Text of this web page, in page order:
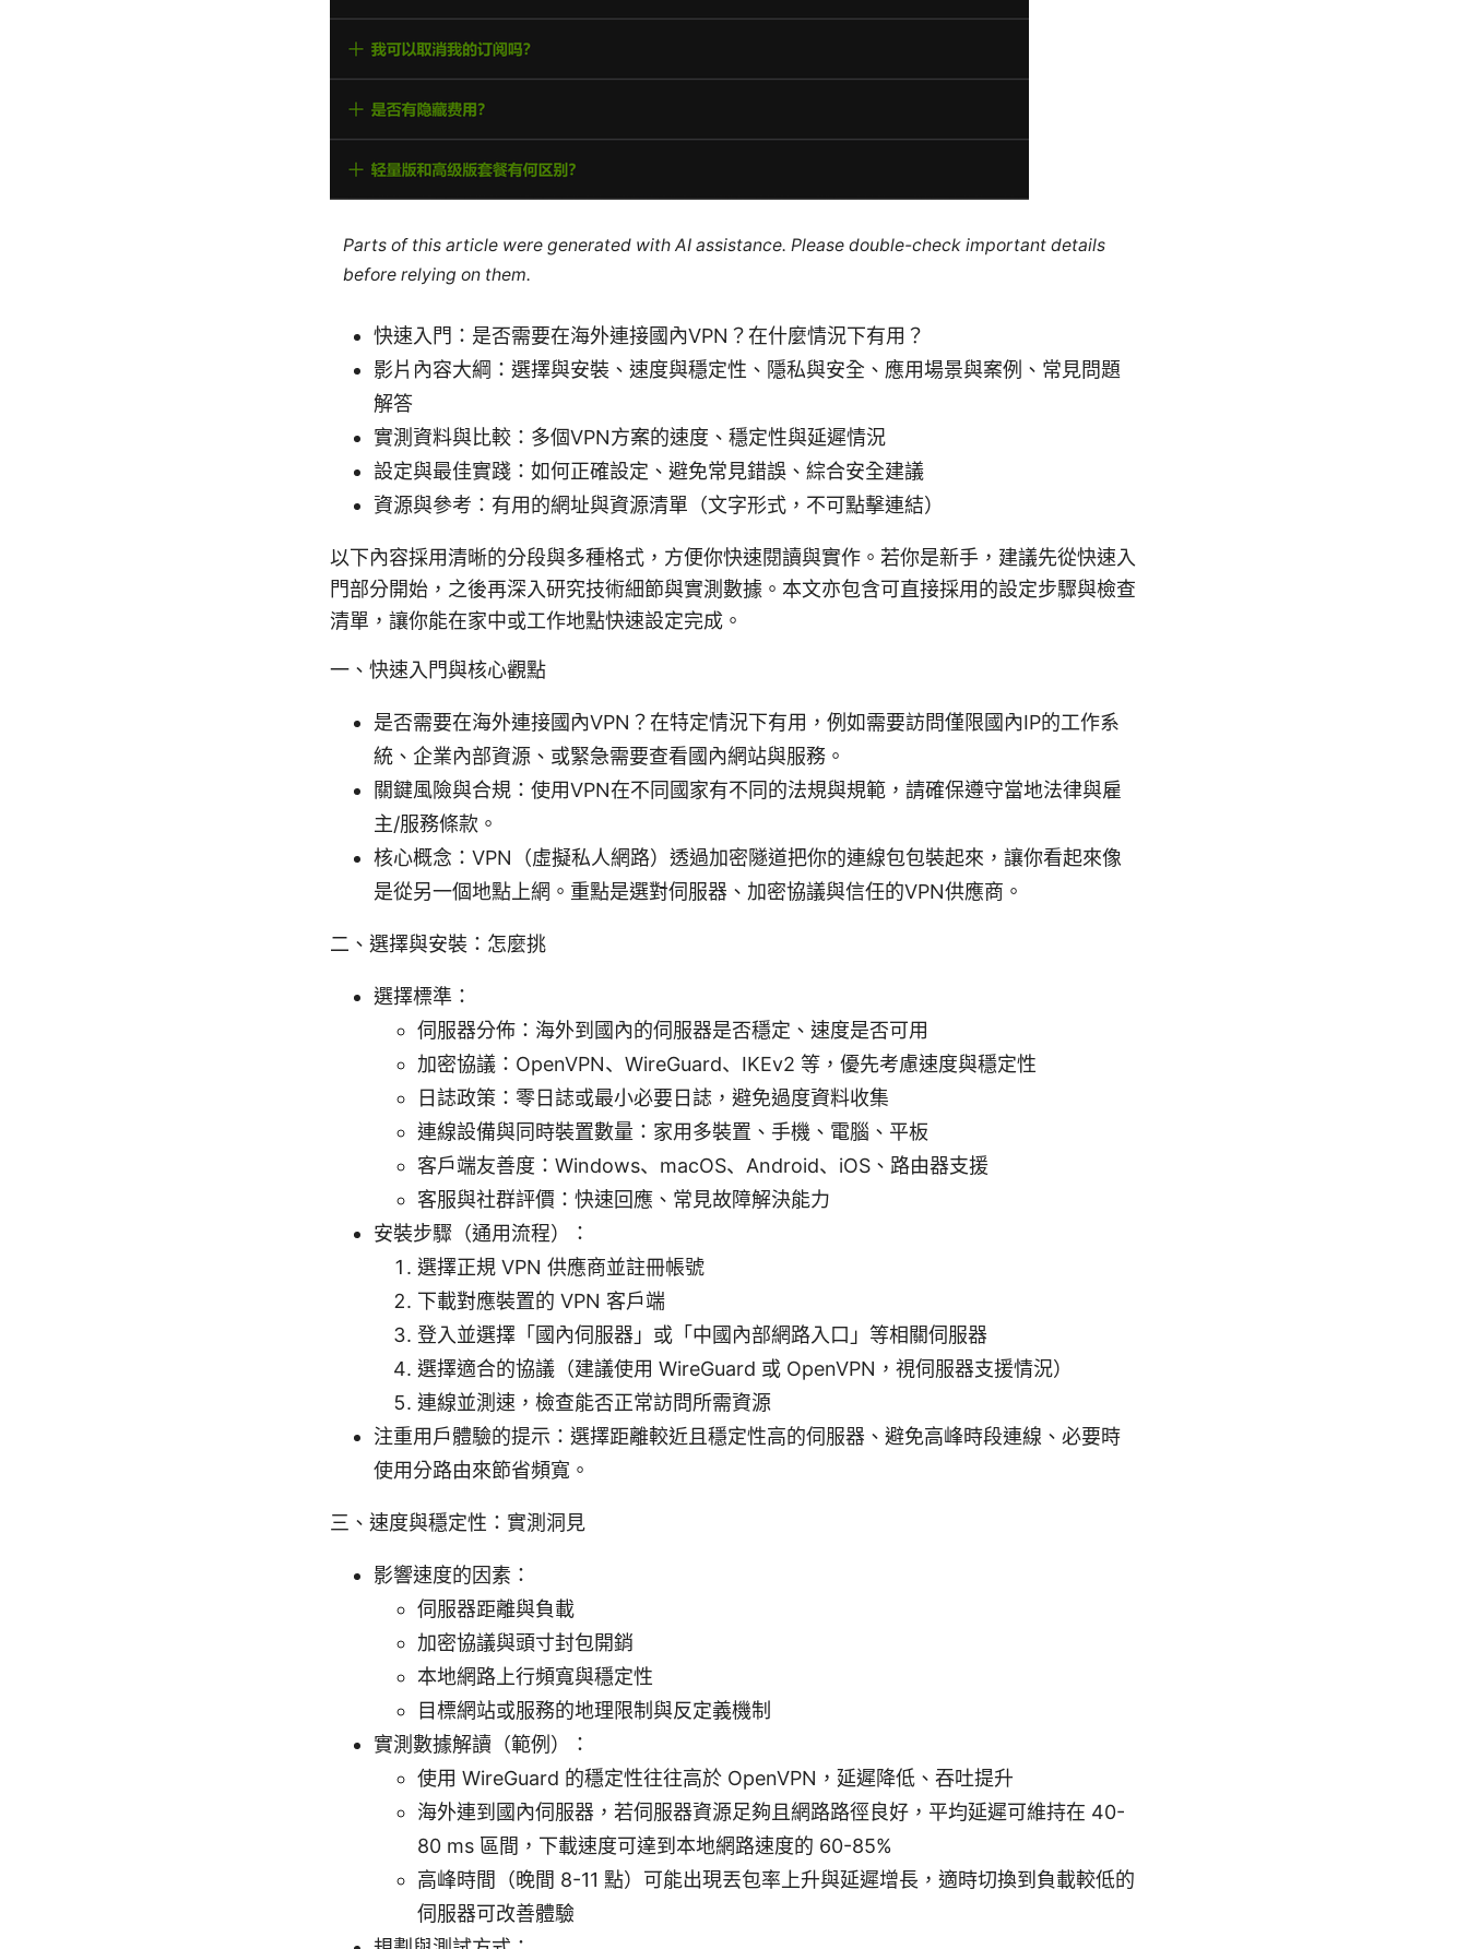
Parts of this article were generated with AI assistance. Please double-check important details
before relying on them.
快速入門：是否需要在海外連接國內VPN？在什麼情況下有用？
影片內容大綱：選擇與安裝、速度與穩定性、隱私與安全、應用場景與案例、常見問題
解答
實測資料與比較：多個VPN方案的速度、穩定性與延遲情況
設定與最佳實踐：如何正確設定、避免常見錯誤、綜合安全建議
資源與參考：有用的網址與資源清單（文字形式，不可點擊連結）
以下內容採用清晰的分段與多種格式，方便你快速閱讀與實作。若你是新手，建議先從快速入
門部分開始，之後再深入研究技術細節與實測數據。本文亦包含可直接採用的設定步驟與檢查
清單，讓你能在家中或工作地點快速設定完成。
一、快速入門與核心觀點
是否需要在海外連接國內VPN？在特定情況下有用，例如需要訪問僅限國內IP的工作系
統、企業內部資源、或緊急需要查看國內網站與服務。
關鍵風險與合規：使用VPN在不同國家有不同的法規與規範，請確保遵守當地法律與雇
主/服務條款。
核心概念：VPN（虛擬私人網路）透過加密隧道把你的連線包包裝起來，讓你看起來像
是從另一個地點上網。重點是選對伺服器、加密協議與信任的VPN供應商。
二、選擇與安裝：怎麼挑
選擇標準：
伺服器分佈：海外到國內的伺服器是否穩定、速度是否可用
加密協議：OpenVPN、WireGuard、IKEv2 等，優先考慮速度與穩定性
日誌政策：零日誌或最小必要日誌，避免過度資料收集
連線設備與同時裝置數量：家用多裝置、手機、電腦、平板
客戶端友善度：Windows、macOS、Android、iOS、路由器支援
客服與社群評價：快速回應、常見故障解決能力
安裝步驟（通用流程）：
選擇正規 VPN 供應商並註冊帳號
下載對應裝置的 VPN 客戶端
登入並選擇「國內伺服器」或「中國內部網路入口」等相關伺服器
選擇適合的協議（建議使用 WireGuard 或 OpenVPN，視伺服器支援情況）
連線並測速，檢查能否正常訪問所需資源
注重用戶體驗的提示：選擇距離較近且穩定性高的伺服器、避免高峰時段連線、必要時
使用分路由來節省頻寬。
三、速度與穩定性：實測洞見
影響速度的因素：
伺服器距離與負載
加密協議與頭寸封包開銷
本地網路上行頻寬與穩定性
目標網站或服務的地理限制與反定義機制
實測數據解讀（範例）：
使用 WireGuard 的穩定性往往高於 OpenVPN，延遲降低、吞吐提升
海外連到國內伺服器，若伺服器資源足夠且網路路徑良好，平均延遲可維持在 40-
80 ms 區間，下載速度可達到本地網路速度的 60-85%
高峰時間（晚間 8-11 點）可能出現丟包率上升與延遲增長，適時切換到負載較低的
伺服器可改善體驗